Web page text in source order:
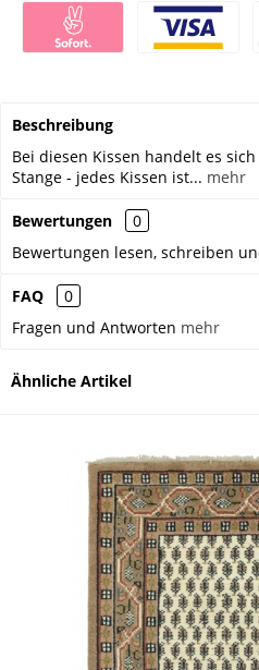
Beschreibung
Bei diesen Kissen handelt es
Stange - jedes Kissen ist... mehr
Bewertungen
0
Bewertungen lesen, schreiben
FAQ
0
Fragen und Antworten mehr
Ähnliche Artikel